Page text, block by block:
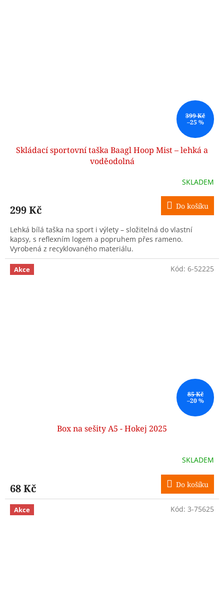
399 Kč
–25 %
Skládací sportovní taška Baagl Hoop Mist – lehká a
voděodolná
SKLADEM
299 Kč Do košíku
Lehká bílá taška na sport i výlety – složitelná do vlastní
kapsy, s reflexním logem a popruhem přes rameno.
Vyrobená z recyklovaného materiálu.
Akce
85 Kč
–20 %
Box na sešity A5 - Hokej 2025
SKLADEM
68 Kč Do košíku
Kód: 6-52225
Akce Kód: 3-75625